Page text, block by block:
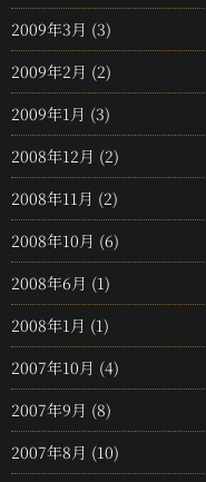
2009年3月 (3)
2009年2月 (2)
2009年1月 (3)
2008年12月 (2)
2008年11月 (2)
2008年10月 (6)
2008年6月 (1)
2008年1月 (1)
2007年10月 (4)
2007年9月 (8)
2007年8月 (10)